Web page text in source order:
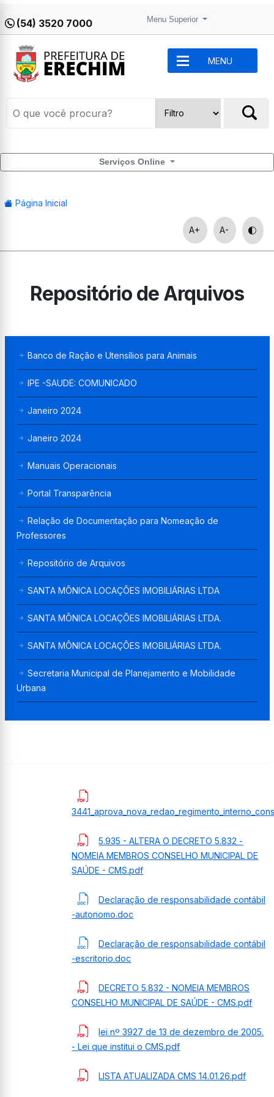
(54) 3520 7000 Menu Superior
MENU
Serviços Online
Página Inicial
A+ A-
Repositório de Arquivos
Banco de Ração e Utensílios para Animais
IPE -SAUDE: COMUNICADO
Janeiro 2024
Janeiro 2024
Manuais Operacionais
Portal Transparência
Relação de Documentação para Nomeação de
Professores
Repositório de Arquivos
SANTA MÔNICA LOCAÇÕES IMOBILIÁRIAS LTDA
SANTA MÔNICA LOCAÇÕES IMOBILIÁRIAS LTDA.
SANTA MÔNICA LOCAÇÕES IMOBILIÁRIAS LTDA.
Secretaria Municipal de Planejamento e Mobilidade
Urbana
5.935 - ALTERA O DECRETO 5.832 -
NOMEIA MEMBROS CONSELHO MUNICIPAL DE
SAÚDE - CMS.pdf
Declaração de responsabilidade contábil
-autonomo.doc
Declaração de responsabilidade contábil
-escritorio.doc
DECRETO 5.832 - NOMEIA MEMBROS
CONSELHO MUNICIPAL DE SAÚDE - CMS.pdf
lei nº 3927 de 13 de dezembro de 2005.
- Lei que institui o CMS.pdf
LISTA ATUALIZADA CMS 14.01.26.pdf